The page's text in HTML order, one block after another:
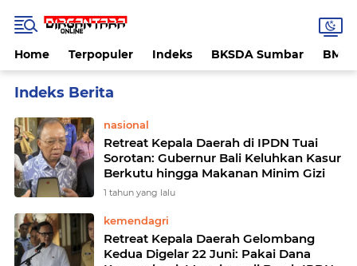
Home Terpopuler Indeks BKSDA Sumbar
nasional
Retreat Kepala Daerah di IPDN Tuai
Sorotan: Gubernur Bali Keluhkan Kasur
Berkutu hingga Makanan Minim Gizi
1 tahun yang lalu
kemendagri
Retreat Kepala Daerah Gelombang
Kedua Digelar 22 Juni: Pakai Dana